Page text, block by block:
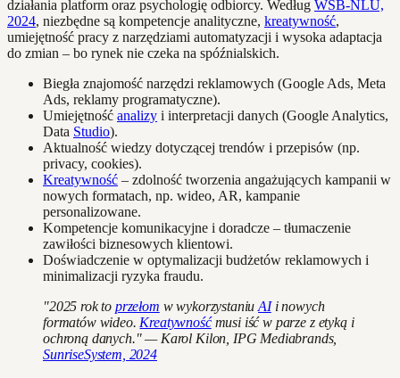
działania platform oraz psychologię odbiorcy. Według WSB-NLU,
2024, niezbędne są kompetencje analityczne, kreatywność,
umiejętność pracy z narzędziami automatyzacji i wysoka adaptacja
do zmian – bo rynek nie czeka na spóźnialskich.
Biegła znajomość narzędzi reklamowych (Google Ads, Meta
Ads, reklamy programatyczne).
Umiejętność analizy i interpretacji danych (Google Analytics,
Data Studio).
Aktualność wiedzy dotyczącej trendów i przepisów (np.
privacy, cookies).
Kreatywność – zdolność tworzenia angażujących kampanii w
nowych formatach, np. wideo, AR, kampanie
personalizowane.
Kompetencje komunikacyjne i doradcze – tłumaczenie
zawiłości biznesowych klientowi.
Doświadczenie w optymalizacji budżetów reklamowych i
minimalizacji ryzyka fraudu.
"2025 rok to przełom w wykorzystaniuAIi nowych
formatów wideo. Kreatywnośćmusi iść w parze z etyką i
ochroną danych." — Karol Kilon, IPG Mediabrands,
SunriseSystem, 2024